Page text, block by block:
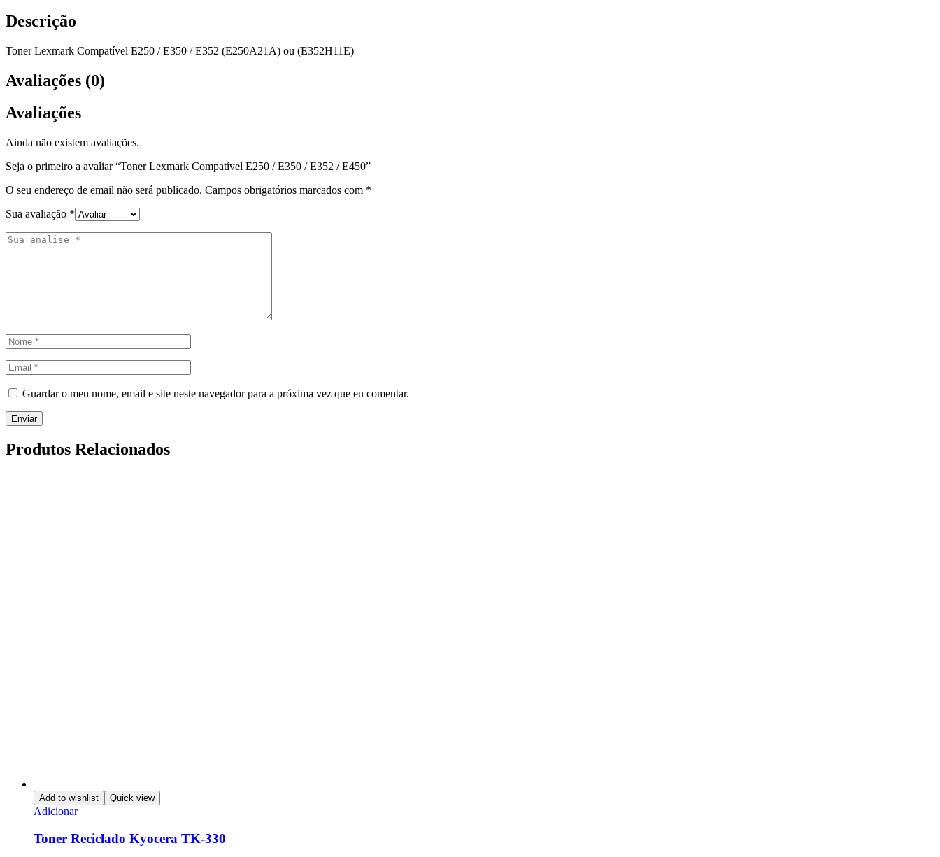
Descrição
Toner Lexmark Compatível E250 / E350 / E352 (E250A21A) ou (E352H11E)
Avaliações (0)
Avaliações
Ainda não existem avaliações.
Seja o primeiro a avaliar “Toner Lexmark Compatível E250 / E350 / E352 / E450”
O seu endereço de email não será publicado. Campos obrigatórios marcados com *
Sua avaliação *
Guardar o meu nome, email e site neste navegador para a próxima vez que eu comentar.
Produtos Relacionados
Add to wishlist Quick view
Adicionar
Toner Reciclado Kyocera TK-330